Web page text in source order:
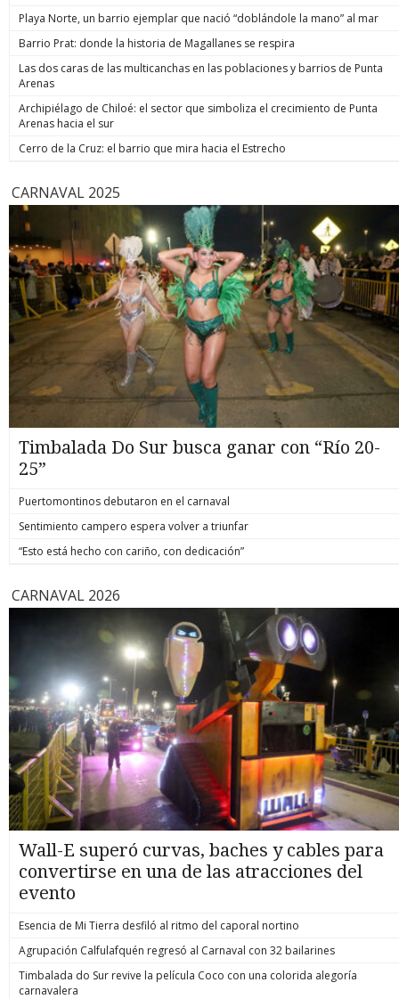
de estos
hoy está
todos los
anunció
Playa Norte, un barrio ejemplar que nació “doblándole la mano” al mar
Barrio Prat: donde la historia de Magallanes se respira
Las dos caras de las multicanchas en las poblaciones y barrios de Punta
Arenas
Archipiélago de Chiloé: el sector que simboliza el crecimiento de Punta
Arenas hacia el sur
Cerro de la Cruz: el barrio que mira hacia el Estrecho
CARNAVAL 2025
Timbalada Do Sur busca ganar con “Río 20-
25”
Puertomontinos debutaron en el carnaval
Sentimiento campero espera volver a triunfar
“Esto está hecho con cariño, con dedicación”
CARNAVAL 2026
Wall-E superó curvas, baches y cables para
convertirse en una de las atracciones del
evento
Esencia de Mi Tierra desfiló al ritmo del caporal nortino
Agrupación Calfulafquén regresó al Carnaval con 32 bailarines
Timbalada do Sur revive la película Coco con una colorida alegoría
carnavalera